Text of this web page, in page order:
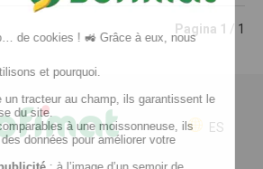
Pagina 1 / 1
ES